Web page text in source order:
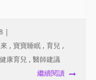
|
, 寶寶睡眠 , 育兒 ,
健康育兒 , 醫師建議
繼續閱讀